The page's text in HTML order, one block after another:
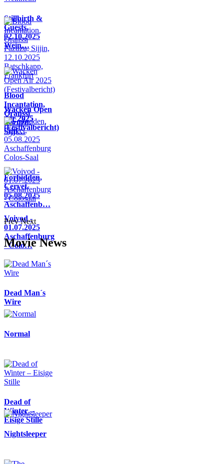
Stillbirth &
Guests,
02.10.2025
Wein…
Blood
Incantation,
Oranssi
Pazuzu,
Sijji…
Wacken Open
Air 2025
(Festivalbericht)
Forbidden,
Cervet,
05.08.2025
Aschaffenb…
Voivod -
01.07.2025
Aschaffenburg
- Colo…
Prev Next
Movie News
Dead Man´s
Wire
Normal
Dead of
Winter –
Eisige Stille
Nightsleeper